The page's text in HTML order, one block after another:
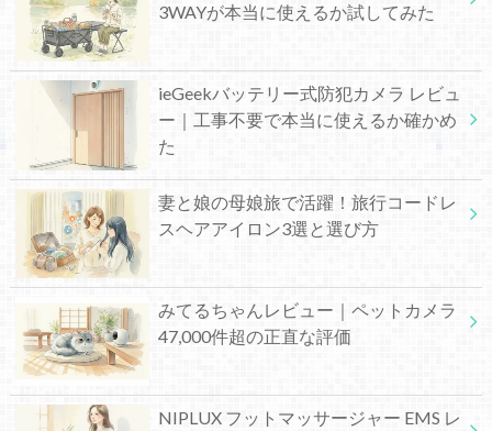
3WAYが本当に使えるか試してみた
ieGeekバッテリー式防犯カメラ レビュ
ー｜工事不要で本当に使えるか確かめ
た
妻と娘の母娘旅で活躍！旅行コードレ
スヘアアイロン3選と選び方
みてるちゃんレビュー｜ペットカメラ
47,000件超の正直な評価
NIPLUX フットマッサージャー EMS レ